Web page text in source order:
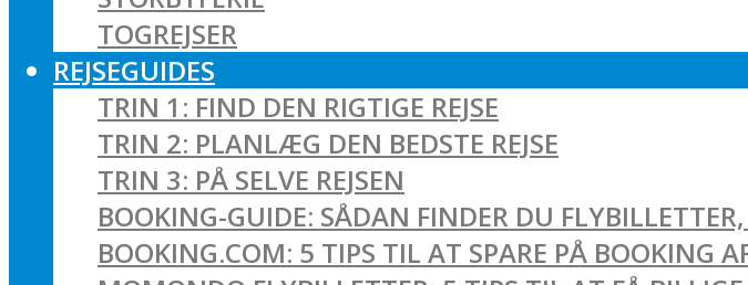
TOGREJSER
REJSEGUIDES
TRIN 1: FIND DEN RIGTIGE REJSE
TRIN 2: PLANLÆG DEN BEDSTE REJSE
TRIN 3: PÅ SELVE REJSEN
BOOKING-GUIDE: SÅDAN FINDER DU
BOOKING.COM: 5 TIPS TIL AT SPARE PÅ BOOKING